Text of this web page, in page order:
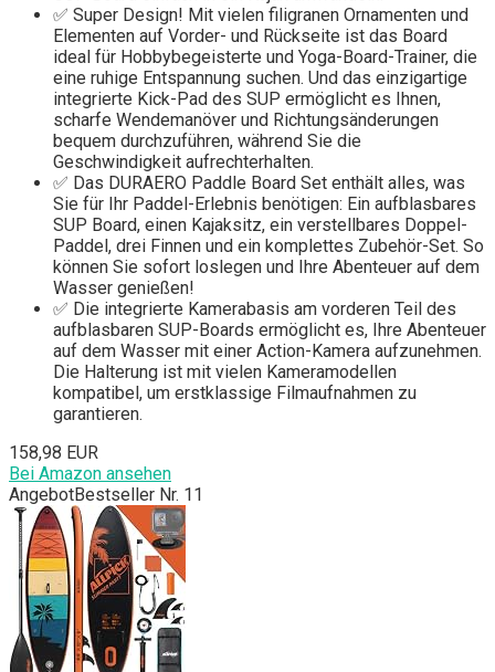
✅ Super Design! Mit vielen filigranen Ornamenten und
Elementen auf Vorder- und Rückseite ist das Board
ideal für Hobbybegeisterte und Yoga-Board-Trainer, die
eine ruhige Entspannung suchen. Und das einzigartige
integrierte Kick-Pad des SUP ermöglicht es Ihnen,
scharfe Wendemanöver und Richtungsänderungen
bequem durchzuführen, während Sie die
Geschwindigkeit aufrechterhalten.
✅ Das DURAERO Paddle Board Set enthält alles, was
Sie für Ihr Paddel-Erlebnis benötigen: Ein aufblasbares
SUP Board, einen Kajaksitz, ein verstellbares Doppel-
Paddel, drei Finnen und ein komplettes Zubehör-Set. So
können Sie sofort loslegen und Ihre Abenteuer auf dem
Wasser genießen!
✅ Die integrierte Kamerabasis am vorderen Teil des
aufblasbaren SUP-Boards ermöglicht es, Ihre Abenteuer
auf dem Wasser mit einer Action-Kamera aufzunehmen.
Die Halterung ist mit vielen Kameramodellen
kompatibel, um erstklassige Filmaufnahmen zu
garantieren.
158,98 EUR
Bei Amazon ansehen
AngebotBestseller Nr. 11